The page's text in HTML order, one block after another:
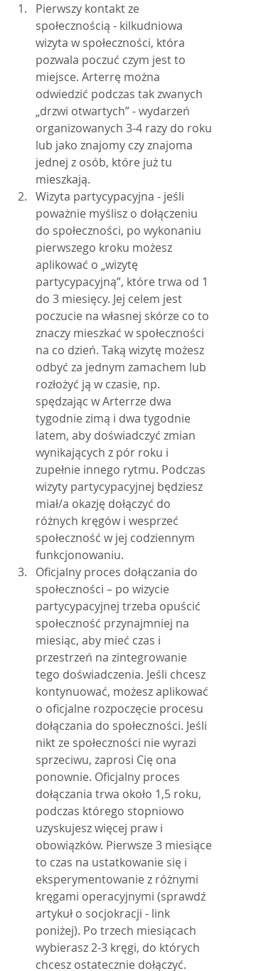
Pierwszy kontakt ze
społecznością - kilkudniowa
wizyta w społeczności, która
pozwala poczuć czym jest to
miejsce. Arterrę można
odwiedzić podczas tak zwanych
„drzwi otwartych” - wydarzeń
organizowanych 3-4 razy do roku
lub jako znajomy czy znajoma
jednej z osób, które już tu
mieszkają.
Wizyta partycypacyjna - jeśli
poważnie myślisz o dołączeniu
do społeczności, po wykonaniu
pierwszego kroku możesz
aplikować o „wizytę
partycypacyjną”, które trwa od 1
do 3 miesięcy. Jej celem jest
poczucie na własnej skórze co to
znaczy mieszkać w społeczności
na co dzień. Taką wizytę możesz
odbyć za jednym zamachem lub
rozłożyć ją w czasie, np.
spędzając w Arterrze dwa
tygodnie zimą i dwa tygodnie
latem, aby doświadczyć zmian
wynikających z pór roku i
zupełnie innego rytmu. Podczas
wizyty partycypacyjnej będziesz
miał/a okazję dołączyć do
różnych kręgów i wesprzeć
społeczność w jej codziennym
funkcjonowaniu.
Oficjalny proces dołączania do
społeczności – po wizycie
partycypacyjnej trzeba opuścić
społeczność przynajmniej na
miesiąc, aby mieć czas i
przestrzeń na zintegrowanie
tego doświadczenia. Jeśli chcesz
kontynuować, możesz aplikować
o oficjalne rozpoczęcie procesu
dołączania do społeczności. Jeśli
nikt ze społeczności nie wyrazi
sprzeciwu, zaprosi Cię ona
ponownie. Oficjalny proces
dołączania trwa około 1,5 roku,
podczas którego stopniowo
uzyskujesz więcej praw i
obowiązków. Pierwsze 3 miesiące
to czas na ustatkowanie się i
eksperymentowanie z różnymi
kręgami operacyjnymi (sprawdź
artykuł o socjokracji - link
poniżej). Po trzech miesiącach
wybierasz 2-3 kręgi, do których
chcesz ostatecznie dołączyć.